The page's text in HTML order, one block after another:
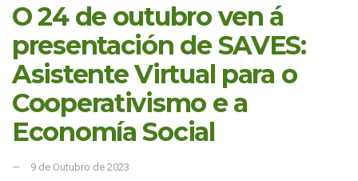
O 24 de outubro ven á
presentación de SAVES:
Asistente Virtual para o
Cooperativismo e a
Economía Social
9 de Outubro de 2023